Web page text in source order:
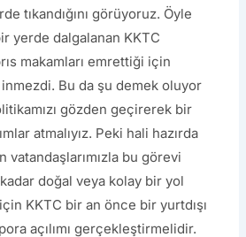
tıkandığını görüyoruz. Öyle
yerde dalgalanan KKTC
makamları emrettiği için
Bu da şu demek oluyor
gözden geçirerek bir
atmalıyız. Peki hali hazırda
vatandaşlarımızla bu görevi
doğal veya kolay bir yol
KKTC bir an önce bir yurtdışı
açılımı gerçekleştirmelidir.